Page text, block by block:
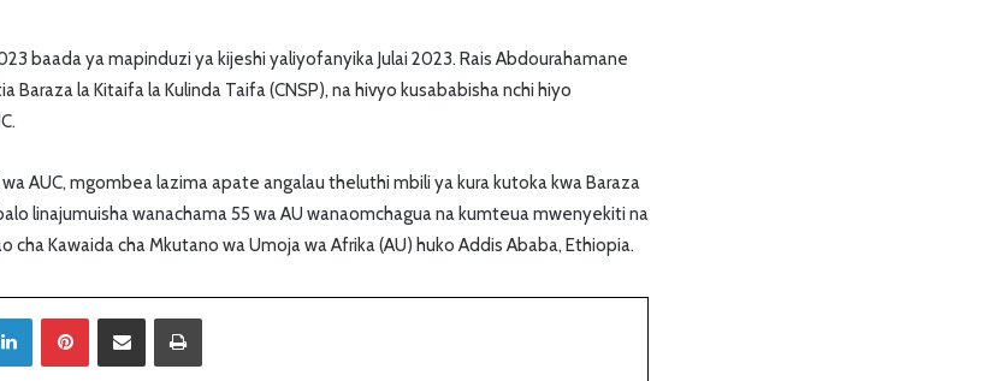
baada ya mapinduzi ya kijeshi yaliyofanyika Julai 2023. Rais Abdourahamane
Baraza la Kitaifa la Kulinda Taifa (CNSP), na hivyo kusababisha nchi hiyo
AUC, mgombea lazima apate angalau theluthi mbili ya kura kutoka kwa Baraza
linajumuisha wanachama 55 wa AU wanaomchagua na kumteua mwenyekiti na
cha Kawaida cha Mkutano wa Umoja wa Afrika (AU) huko Addis Ababa, Ethiopia.
LinkedIn Sambaza kupitia barua pepe